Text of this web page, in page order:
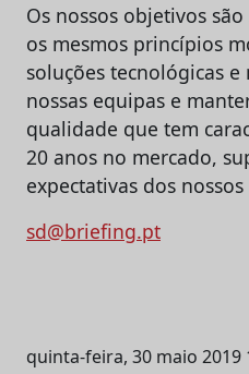
Os nossos objetivos
os mesmos princípios
soluções tecnológicas
nossas equipas e
qualidade que tem
20 anos no mercado,
expectativas dos
sd@briefing.pt
quinta-feira, 30 maio 2019